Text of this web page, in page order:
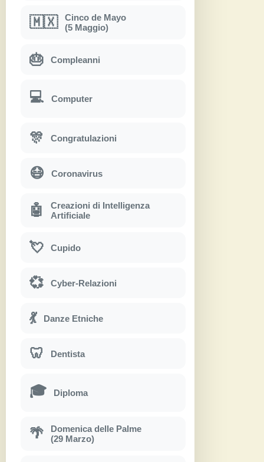
🇲🇽
Cinco de Mayo
(5 Maggio)
🎂 Compleanni
💻 Computer
🎊 Congratulazioni
😷 Coronavirus
🤖
Creazioni di Intelligenza
Artificiale
💘 Cupido
💞 Cyber-Relazioni
💃 Danze Etniche
🦷 Dentista
🎓 Diploma
🌴
Domenica delle Palme
(29 Marzo)